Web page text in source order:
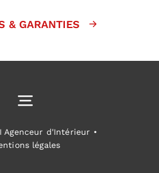
& GARANTIES
Toggle
Navigation
équipées
Agenceur d'Intérieur •
légales